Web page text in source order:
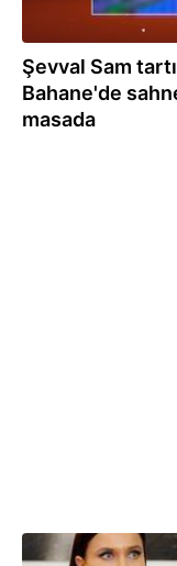
Şevval Sam
Bahane'de
masada
08.10.2025